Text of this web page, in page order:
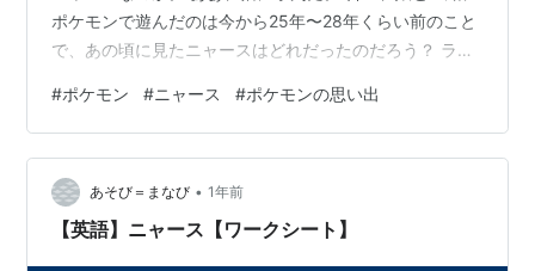
ポケモンで遊んだのは今から25年〜28年くらい前のこと
で、あの頃に見たニャースはどれだったのだろう？ ラン
ランキング参加中シニアのミニマルライフ
#ポケモン #ニャース #ポケモンの思い出
あそび＝まなび • 1年前
【英語】ニャース【ワークシート】